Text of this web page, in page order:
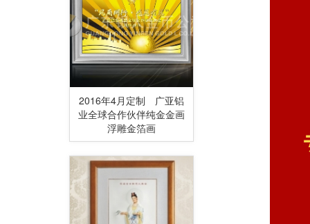
2016年4月定制 广亚铝
业全球合作伙伴纯金金画
浮雕金箔画